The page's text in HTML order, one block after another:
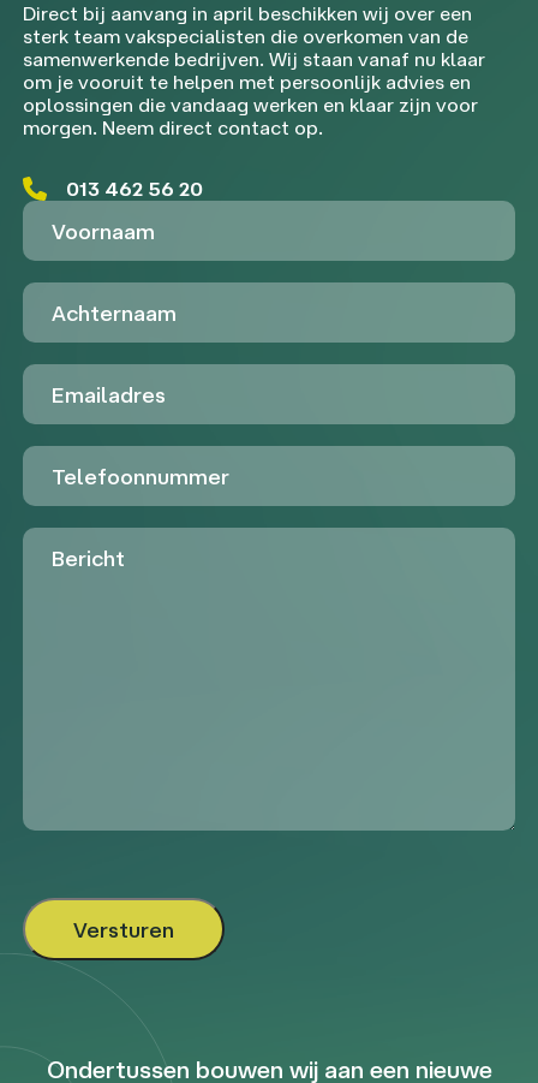
Direct bij aanvang in april beschikken wij over een
sterk team vakspecialisten die overkomen van de
samenwerkende bedrijven. Wij staan vanaf nu klaar
om je vooruit te helpen met persoonlijk advies en
oplossingen die vandaag werken en klaar zijn voor
morgen. Neem direct contact op.
013 462 56 20
Voornaam
Achternaam
Emailadres
Telefoon
Untitled
Ondertussen bouwen wij aan een nieuwe